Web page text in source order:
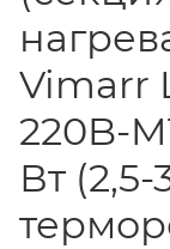
Vimarr
220B-
Вт (2,5-